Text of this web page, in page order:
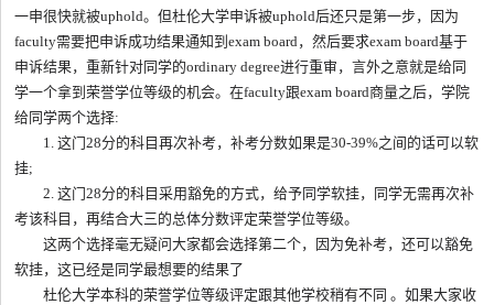
一申很快就被uphold。但杜伦大学申诉被uphold后还只是第一步，因为
faculty需要把申诉成功结果通知到exam board，然后要求exam board基于
申诉结果，重新针对同学的ordinary degree进行重审，言外之意就是给同
学一个拿到荣誉学位等级的机会。在faculty跟exam board商量之后，学院
给同学两个选择:
1. 这门28分的科目再次补考，补考分数如果是30-39%之间的话可以软
挂;
2. 这门28分的科目采用豁免的方式，给予同学软挂，同学无需再次补
考该科目，再结合大三的总体分数评定荣誉学位等级。
这两个选择毫无疑问大家都会选择第二个，因为免补考，还可以豁免
软挂，这已经是同学最想要的结果了
杜伦大学本科的荣誉学位等级评定跟其他学校稍有不同 。如果大家收